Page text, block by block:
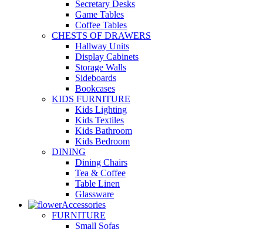
Secretary Desks
Game Tables
Coffee Tables
CHESTS OF DRAWERS
Hallway Units
Display Cabinets
Storage Walls
Sideboards
Bookcases
KIDS FURNITURE
Kids Lighting
Kids Textiles
Kids Bathroom
Kids Bedroom
DINING
Dining Chairs
Tea & Coffee
Table Linen
Glassware
Accessories
FURNITURE
Small Sofas